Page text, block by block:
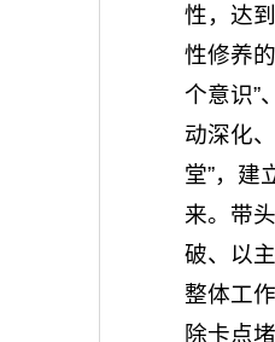
性，达
性修养
个意识”
动深化
堂”，建
来。带
破、以
整体工
除卡点